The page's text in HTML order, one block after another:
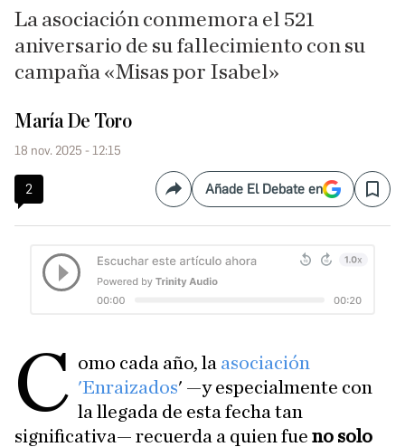
La asociación conmemora el 521
aniversario de su fallecimiento con su
campaña «Misas por Isabel»
María De Toro
18 nov. 2025 - 12:15
2 CompartirAñade El Debate en Save
C omo cada año, la asociación
'Enraizados' —y especialmente con
la llegada de esta fecha tan
significativa— recuerda a quien fue no solo